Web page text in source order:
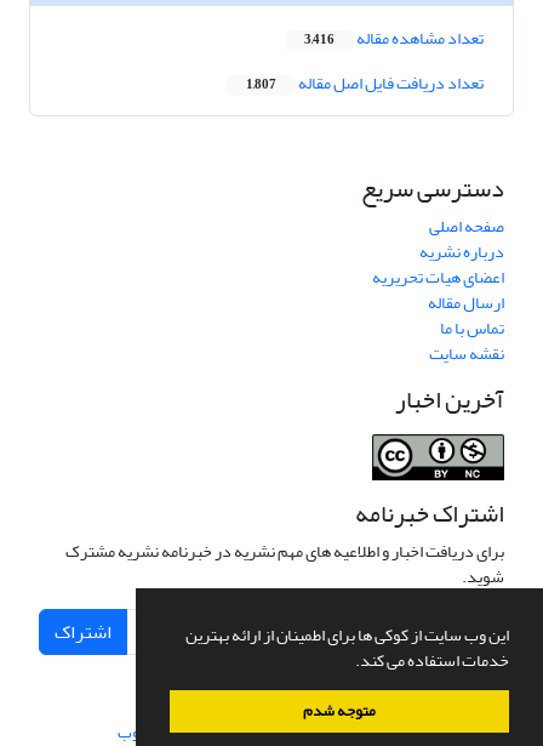
این وب سایت از کوکی ها برای اطمینان از ارائه بهترین
خدمات استفاده می کند.
متوجه شدم
تعداد مشاهده مقاله 3,416
تعداد دریافت فایل اصل مقاله 1,807
دسترسی سریع
صفحه اصلی
درباره نشریه
اعضای هیات تحریریه
ارسال مقاله
تماس با ما
نقشه سایت
آخرین اخبار
اشتراک خبرنامه
برای دریافت اخبار و اطلاعیه های مهم نشریه در خبرنامه نشریه مشترک
شوید.
اشتراک
سامانه مدیریت نشریات علمی.طراحی و پیاده سازی از سیناوب